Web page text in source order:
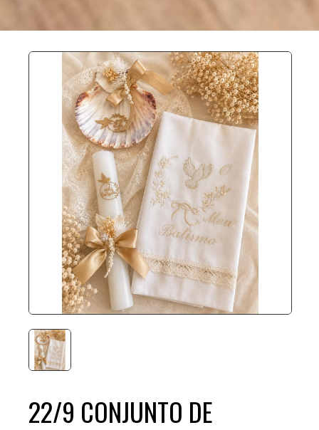
22/9 CONJUNTO DE